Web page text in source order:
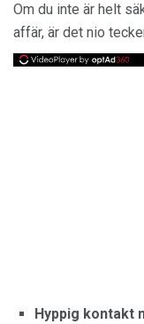
Om du inte är helt
affär, är det nio
Hyppig kontakt